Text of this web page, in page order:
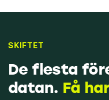
SKIFTET
De flesta
datan. Få